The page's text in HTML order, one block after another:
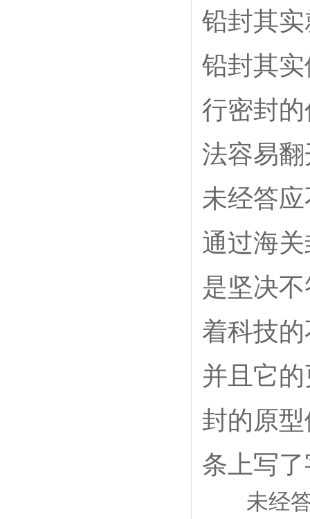
铅封其
铅封其
行密封
法容易
未经答
通过海
是坚决
着科技
并且它
封的原
条上写
未经答